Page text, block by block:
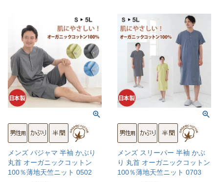
メンズ パジャマ 半袖 かぶり
丸首 オーガニックコットン
100％薄地天竺ニット 0502
メンズ スリーパー 半袖 かぶ
り 丸首 オーガニックコットン
100％薄地天竺ニット 0703